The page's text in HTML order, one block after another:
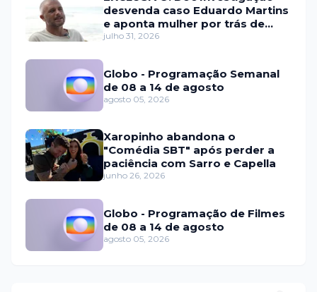
desvenda caso Eduardo Martins
e aponta mulher por trás de
fraude internacional
julho 31, 2026
Globo - Programação Semanal
de 08 a 14 de agosto
agosto 05, 2026
Xaropinho abandona o
"Comédia SBT" após perder a
paciência com Sarro e Capella
junho 26, 2026
Globo - Programação de Filmes
de 08 a 14 de agosto
agosto 05, 2026